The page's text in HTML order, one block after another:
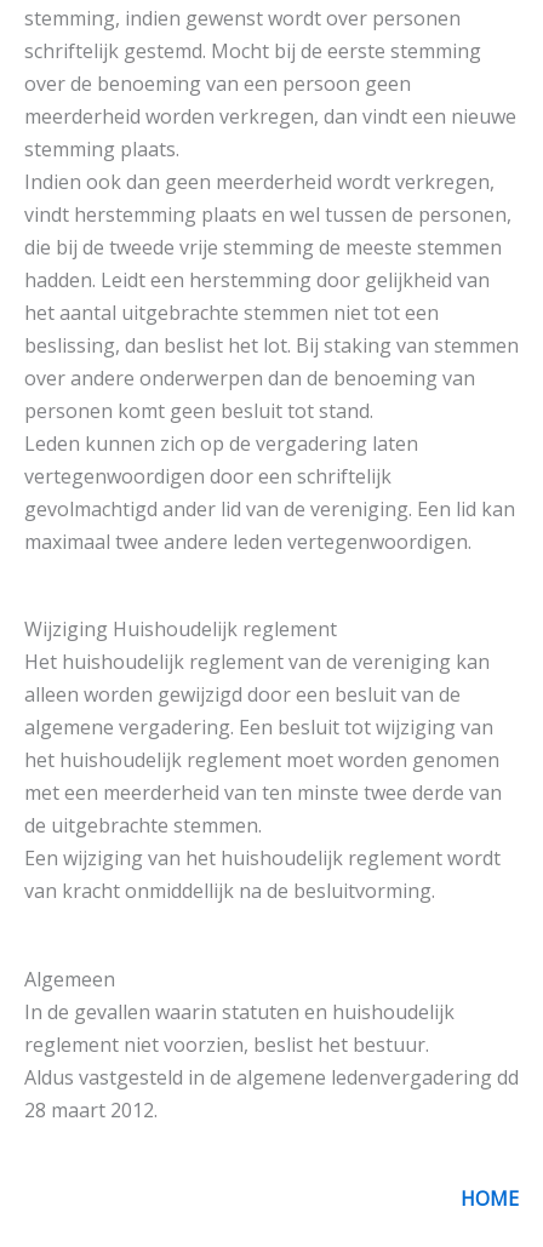
stemming, indien gewenst wordt over personen
schriftelijk gestemd. Mocht bij de eerste stemming
over de benoeming van een persoon geen
meerderheid worden verkregen, dan vindt een nieuwe
stemming plaats.
Indien ook dan geen meerderheid wordt verkregen,
vindt herstemming plaats en wel tussen de personen,
die bij de tweede vrije stemming de meeste stemmen
hadden. Leidt een herstemming door gelijkheid van
het aantal uitgebrachte stemmen niet tot een
beslissing, dan beslist het lot. Bij staking van stemmen
over andere onderwerpen dan de benoeming van
personen komt geen besluit tot stand.
Leden kunnen zich op de vergadering laten
vertegenwoordigen door een schriftelijk
gevolmachtigd ander lid van de vereniging. Een lid kan
maximaal twee andere leden vertegenwoordigen.
Wijziging Huishoudelijk reglement
Het huishoudelijk reglement van de vereniging kan
alleen worden gewijzigd door een besluit van de
algemene vergadering. Een besluit tot wijziging van
het huishoudelijk reglement moet worden genomen
met een meerderheid van ten minste twee derde van
de uitgebrachte stemmen.
Een wijziging van het huishoudelijk reglement wordt
van kracht onmiddellijk na de besluitvorming.
Algemeen
In de gevallen waarin statuten en huishoudelijk
reglement niet voorzien, beslist het bestuur.
Aldus vastgesteld in de algemene ledenvergadering dd
28 maart 2012.
HOME